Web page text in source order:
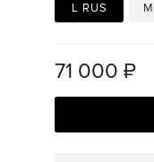
L RUS
71 000 ₽